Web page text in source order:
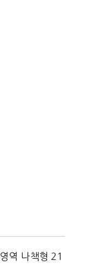
역 나책형 21